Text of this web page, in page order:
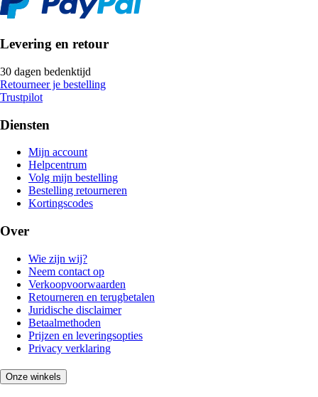
Levering en retour
30 dagen bedenktijd
Retourneer je bestelling
Trustpilot
Diensten
Mijn account
Helpcentrum
Volg mijn bestelling
Bestelling retourneren
Kortingscodes
Over
Wie zijn wij?
Neem contact op
Verkoopvoorwaarden
Retourneren en terugbetalen
Juridische disclaimer
Betaalmethoden
Prijzen en leveringsopties
Privacy verklaring
Onze winkels